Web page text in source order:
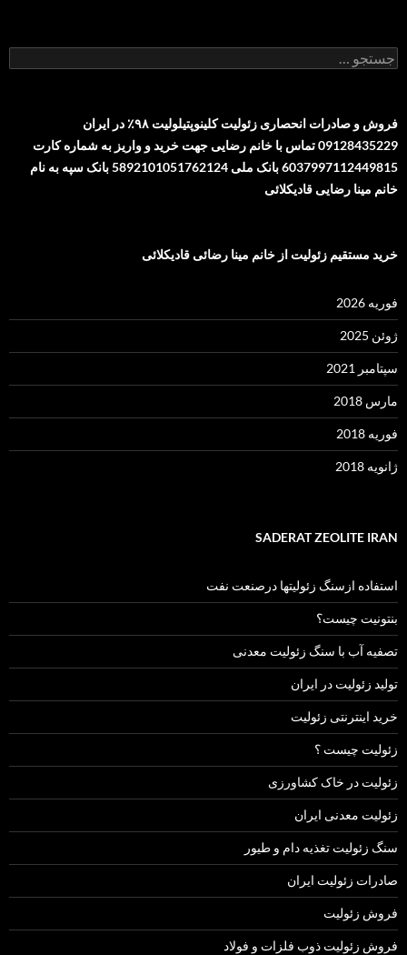
جستجو
برای:
فروش و صادرات انحصاری زئولیت کلینوپتیلولیت ۹۸٪ در ایران
09128435229 تماس با خانم رضایی جهت خرید و واریز به شماره کارت
6037997112449815 بانک ملی 5892101051762124 بانک سپه به نام
خانم مینا رضایی قادیکلائی
خرید مستقیم زئولیت از خانم مینا رضائی قادیکلائی
فوریه 2026
ژوئن 2025
سپتامبر 2021
مارس 2018
فوریه 2018
ژانویه 2018
SADERAT ZEOLITE IRAN
استفاده ازسنگ زئولیتها درصنعت نفت
بنتونیت چیست؟
تصفیه آب با سنگ زئولیت معدنی
تولید زئولیت در ایران
خرید اینترنتی زئولیت
زئولیت چیست ؟
زئولیت در خاک کشاورزی
زئولیت معدنی ایران
سنگ زئولیت تغذیه دام و طیور
صادرات زئولیت ایران
فروش زئولیت
فروش زئولیت ذوب فلزات و فولاد